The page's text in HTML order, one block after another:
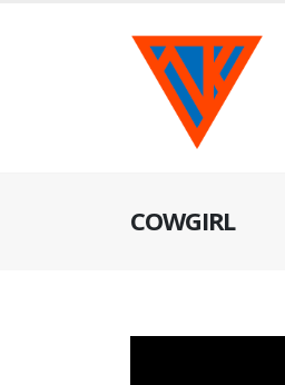
COWGIRL